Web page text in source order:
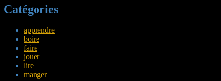
Catégories
apprendre
boire
faire
jouer
lire
manger